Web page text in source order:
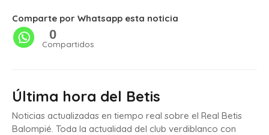
Comparte por Whatsapp esta noticia
0
Compartidos
Última hora del Betis
Noticias actualizadas en tiempo real sobre el Real Betis
Balompié. Toda la actualidad del club verdiblanco con